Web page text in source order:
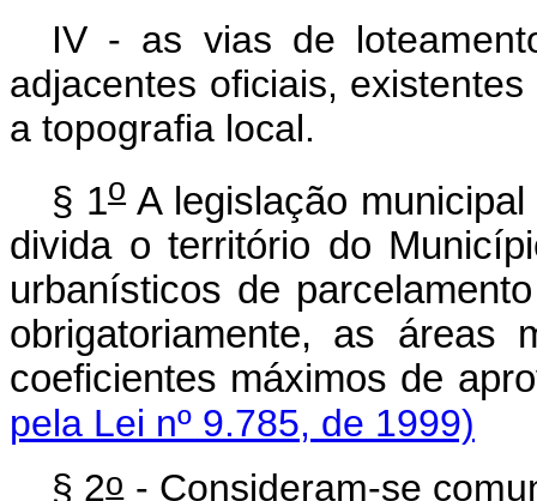
IV - as vias de
adjacentes oficiais,
a topografia local.
§ 1oA legislação
divida o território do
urbanísticos de
obrigatoriamente, as
coeficientes máximos
pela Lei nº 9.785, de 1999)
§ 2o- Consideram-se